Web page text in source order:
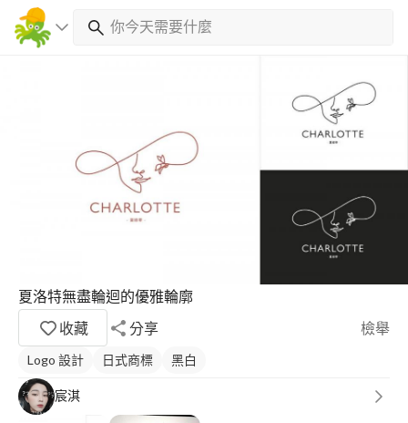
夏洛特無盡輪迴的優雅輪廓
收藏
分享 檢舉
Logo 設計 日式商標 黑白
宸淇